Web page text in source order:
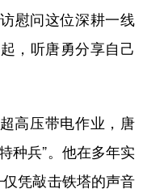
慰问这位深耕一线
，听唐勇分享自己
高压带电作业，唐
种兵”。他在多年实
凭敲击铁塔的声音